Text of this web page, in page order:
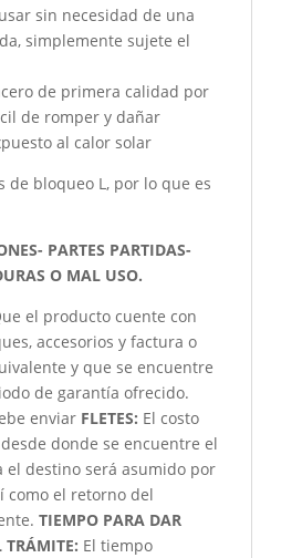
sin necesidad de una
simplemente sujete el
de primera calidad por
de romper y dañar
al calor solar
de bloqueo L, por lo que es
PARTES PARTIDAS-
O MAL USO.
el producto cuente con
accesorios y factura o
y que se encuentre
de garantía ofrecido.
enviar FLETES: El costo
donde se encuentre el
el destino será asumido por
como el retorno del
TIEMPO PARA DAR
TRÁMITE: El tiempo